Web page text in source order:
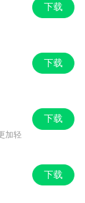
下载
下载
下载
加轻
下载